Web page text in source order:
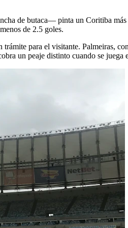
de butaca— pinta un Coritiba
de 2.5 goles.
para el visitante. Palmeiras,
un peaje distinto cuando se juega